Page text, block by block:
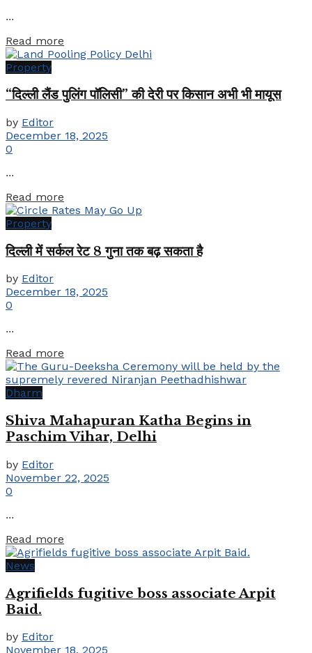
...
Read more
Property
“दिल्ली लैंड पुलिंग पॉलिसी” की देरी पर किसान अभी भी मायूस
by Editor
December 18, 2025
0
...
Read more
Property
दिल्ली में सर्कल रेट 8 गुना तक बढ़ सकता है
by Editor
December 18, 2025
0
...
Read more
Dharm
Shiva Mahapuran Katha Begins in
Paschim Vihar, Delhi
by Editor
November 22, 2025
0
...
Read more
News
Agrifields fugitive boss associate Arpit
Baid.
by Editor
November 18, 2025